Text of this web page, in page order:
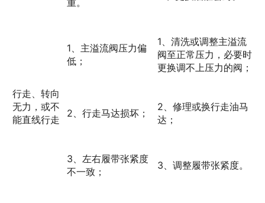
重。
行走、转向
无力，或不
能直线行走
1、主溢流阀压力偏
低；
1、清洗或调整主溢流
阀至正常压力，必要时
更换调不上压力的阀；
2、行走马达损坏；
2、修理或换行走油马
达；
3、左右履带张紧度
不一致；
3、调整履带张紧度。